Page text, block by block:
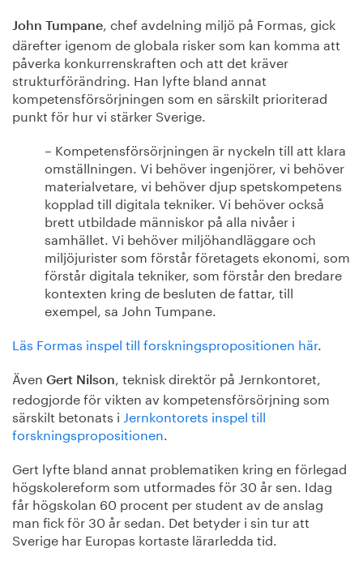
John Tumpane , chef avdelning miljö på Formas, gick
därefter igenom de globala risker som kan komma att
påverka konkurrenskraften och att det kräver
strukturförändring. Han lyfte bland annat
kompetensförsörjningen som en särskilt prioriterad
punkt för hur vi stärker Sverige.
– Kompetensförsörjningen är nyckeln till att klara
omställningen. Vi behöver ingenjörer, vi behöver
materialvetare, vi behöver djup spetskompetens
kopplad till digitala tekniker. Vi behöver också
brett utbildade människor på alla nivåer i
samhället. Vi behöver miljöhandläggare och
miljöjurister som förstår företagets ekonomi, som
förstår digitala tekniker, som förstår den bredare
kontexten kring de besluten de fattar, till
exempel, sa John Tumpane.
Läs Formas inspel till forskningspropositionen här.
Även Gert Nilson
, teknisk direktör på Jernkontoret,
redogjorde för vikten av kompetensförsörjning som
särskilt betonats i Jernkontorets inspel till
forskningspropositionen
Gert lyfte bland annat problematiken kring en förlegad
högskolereform som utformades för 30 år sen. Idag
får högskolan 60 procent per student av de anslag
man fick för 30 år sedan. Det betyder i sin tur att
Sverige har Europas kortaste lärarledda tid.